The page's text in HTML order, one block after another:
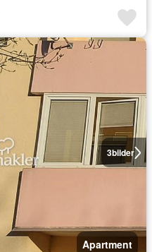
3bilder
Apartment